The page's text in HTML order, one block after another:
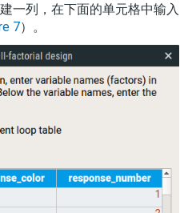
一列，在下面的单元格中输入
7）。